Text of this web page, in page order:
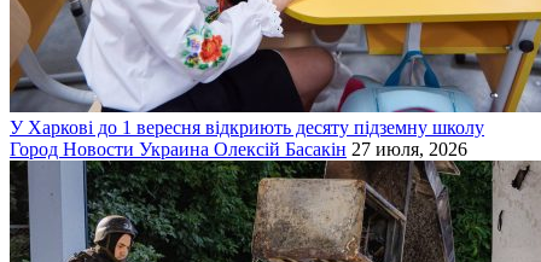
У Харкові до 1 вересня відкриють десяту підземну школу
Город Новости Украина Олексій Басакін 27 июля, 2026